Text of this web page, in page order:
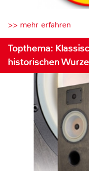
>> mehr erfahren
Topthema:
historischen